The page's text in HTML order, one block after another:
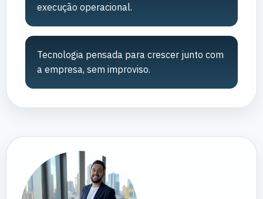
execução operacional.
Tecnologia pensada para crescer junto com
a empresa, sem improviso.